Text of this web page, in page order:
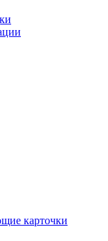
карточки